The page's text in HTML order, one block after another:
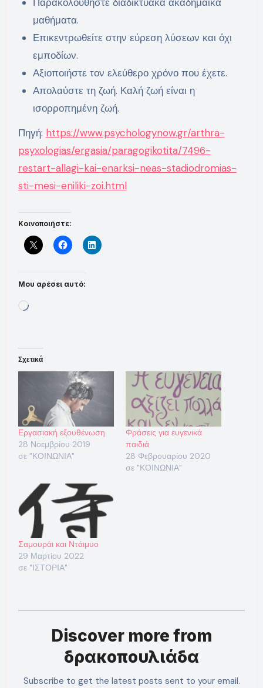
μαθήματα.
Επικεντρωθείτε στην εύρεση λύσεων και όχι
εμποδίων.
Αξιοποιήστε τον ελεύθερο χρόνο που έχετε.
Απολαύστε τη ζωή. Καλή ζωή είναι η
ισορροπημένη ζωή.
Πηγή: https://www.psychologynow.gr/arthra-
psyxologias/ergasia/paragogikotita/7496-
restart-allagi-kai-enarksi-neas-stadiodromias-
sti-mesi-eniliki-zoi.html
Κοινοποιήστε:
Μου αρέσει αυτό:
Loading…
Σχετικά
Εργασιακή εξουθένωση
28 Νοεμβρίου 2019
σε "ΚΟΙΝΩΝΙΑ"
Φράσεις για ευγενικά
παιδιά
28 Φεβρουαρίου 2020
σε "ΚΟΙΝΩΝΙΑ"
Σαμουράι και Ντάιμυο
29 Μαρτίου 2022
σε "ΙΣΤΟΡΙΑ"
Discover more from
δρακοπουλιάδα
Subscribe to get the latest posts sent to your email.